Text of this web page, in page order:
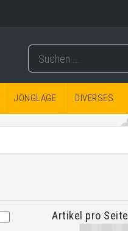
JONGLAGE DIVERSES
Artikel pro Seite